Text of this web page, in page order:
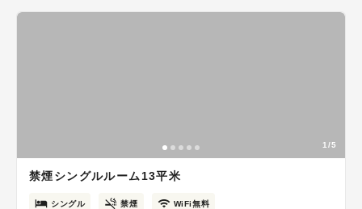
1/5
禁煙シングルルーム13平米
シングル 禁煙 WiFi無料